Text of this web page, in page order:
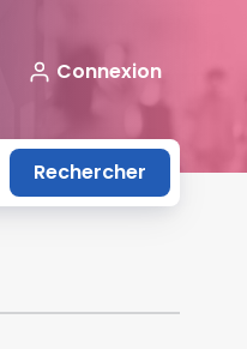
Connexion
Rechercher